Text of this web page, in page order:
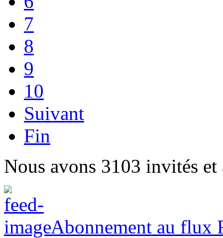
7
8
9
10
Suivant
Fin
Nous avons 3103 invités
Abonnement au flux